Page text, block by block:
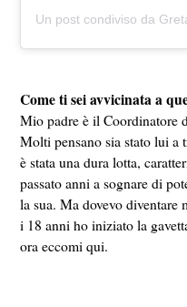
Come ti sei avvicinata a
Mio padre è il Coordinatore
Molti pensano sia stato lui a
è stata una dura lotta,
passato anni a sognare di
la sua. Ma dovevo diventare
i 18 anni ho iniziato la
ora eccomi qui.